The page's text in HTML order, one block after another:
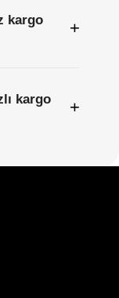
kargo
+
kargo
+